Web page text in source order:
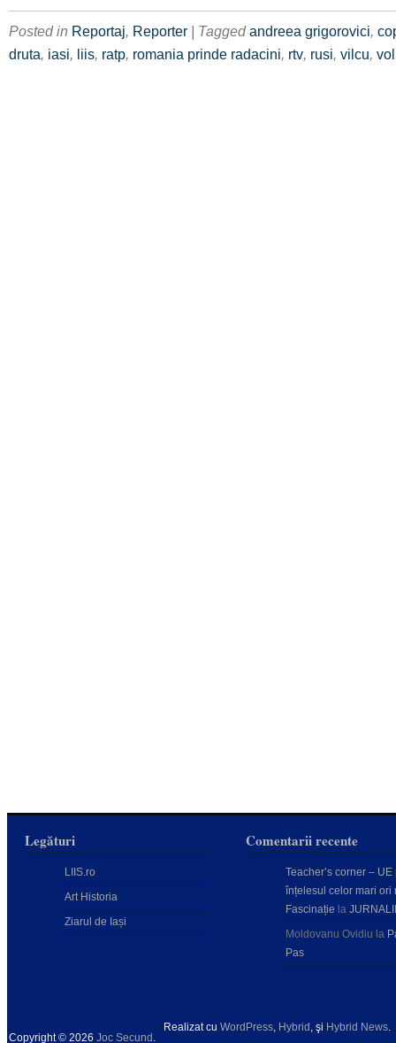
Posted in Reportaj, Reporter | Taggedandreea grigorovici,
druta, iasi, liis, ratp, romania prinde radacini, rtv, rusi, vilcu,
Legături
LIIS.ro
Art Historia
Ziarul de Iași
Comentarii recente
Teacher’s corner – UE
înțelesul celor mari ori
Fascinație la
Moldovanu Ovidiu la
Pas
Copyright © 2026 Joc Secund .
Realizat cu WordPress, Hybrid , şi Hybrid News.